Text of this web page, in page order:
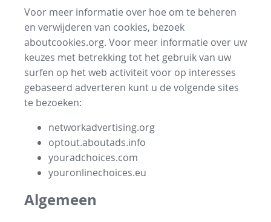
Voor meer informatie over hoe om te beheren
en verwijderen van cookies, bezoek
aboutcookies.org. Voor meer informatie over uw
keuzes met betrekking tot het gebruik van uw
surfen op het web activiteit voor op interesses
gebaseerd adverteren kunt u de volgende sites
te bezoeken:
networkadvertising.org
optout.aboutads.info
youradchoices.com
youronlinechoices.eu
Algemeen